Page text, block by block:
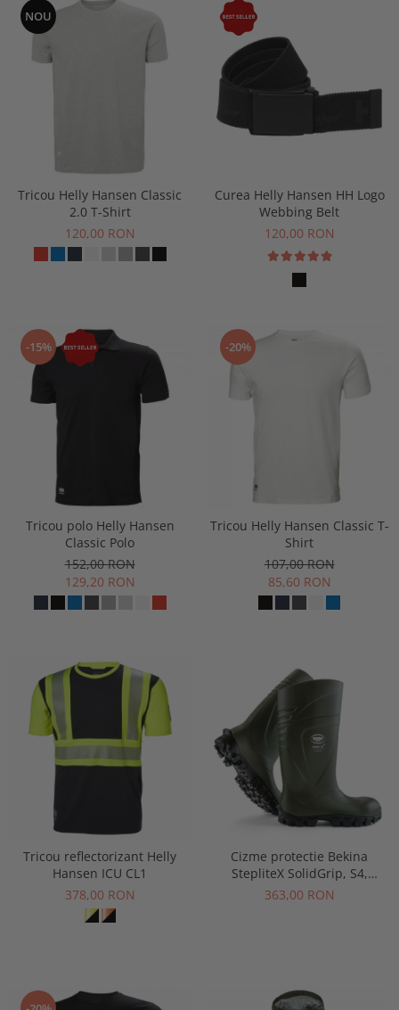
Buzunare externe
Echipamente specializate
Echipamente muncitori ferma
Manusi protectie
Casti si antifoane protectie
Menghine si prese
NOU
Tricou Helly Hansen Classic
2.0 T-Shirt
120,00 RON
Curea Helly Hansen HH Logo
Webbing Belt
120,00 RON
-15%
Tricou polo Helly Hansen
Classic Polo
152,00 RON
129,20 RON
-20%
Tricou Helly Hansen Classic T-
Shirt
107,00 RON
85,60 RON
Tricou reflectorizant Helly
Hansen ICU CL1
378,00 RON
Cizme protectie Bekina
StepliteX SolidGrip, S4,
verde/negru
363,00 RON